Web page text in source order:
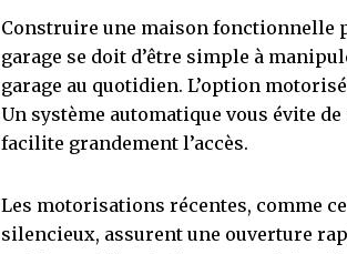
Construire une maison fonctionnelle
garage se doit d’être simple à
garage au quotidien. L’option
Un système automatique vous évite
facilite grandement l’accès.
Les motorisations récentes, comme
silencieux, assurent une ouverture